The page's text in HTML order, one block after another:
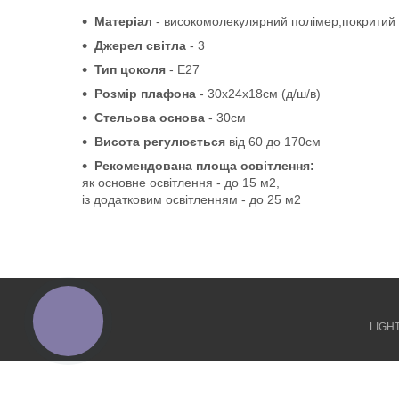
Матеріал - високомолекулярний
Джерел світла - 3
Тип цоколя - Е27
Розмір плафона - 30х24х18см (д/ш/в)
Стельова основа - 30см
Висота регулюється від 60 до 170см
Рекомендована площа освітлення:
як основне освітлення - до 15 м2,
із додатковим освітленням - до 25 м2